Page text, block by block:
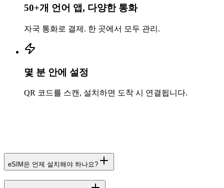
50+개 언어 앱, 다양한 통화
자국 통화로 결제. 한 곳에서 모두 관리.
몇 분 안에 설정
QR 코드를 스캔, 설치하면 도착 시 연결됩니다.
eSIM은 언제 설치해야 하나요?